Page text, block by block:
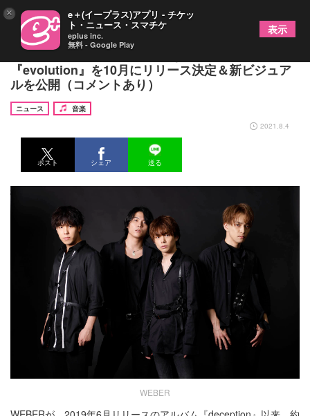
WEBER、約2年4ヵ月ぶりとなる新アルバム
『evolution』を10月にリリース決定＆新ビジュア
ルを公開（コメントあり）
ニュース
音楽
2021.8.4
ポスト シェア 送る
WEBER
× e＋(イープラス)アプリ - チケッ
ト・ニュース・スマチケ
eplus inc.
無料 - Google Play
表示